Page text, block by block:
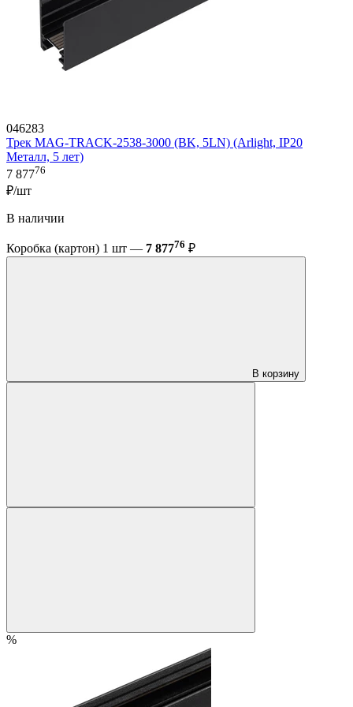
046283
Трек MAG-TRACK-2538-3000 (BK, 5LN) (Arlight, IP20
Металл, 5 лет)
7 87776
₽/шт
В наличии
Коробка (картон) 1 шт — 7 87776 ₽
В корзину
%